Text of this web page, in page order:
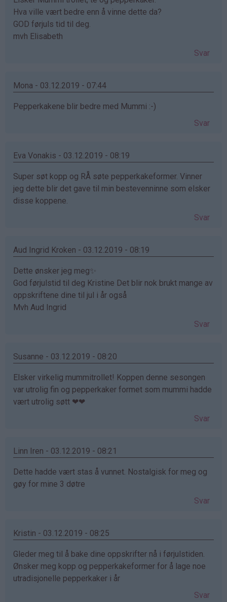
Hva ville vært bedre enn å vinne dette da?
GOD førjuls tid til deg.
mvh Elisabeth
Svar
Mona - 03.12.2019 - 07:44
Pepperkakene blir bedre med Mummi :-)
Svar
Eva Vonakis - 03.12.2019 - 08:19
Super søt kopp og RÅ søte pepperkakeformer. Vinner
jeg dette blir det gave til min bestevenninne som elsker
disse koppene.
Svar
Aud Ingrid Kroken - 03.12.2019 - 08:19
Dette ønsker jeg meg✨
God førjulstid til deg Kristine Det blir nok brukt mange av
oppskriftene dine til jul i år også
Mvh Aud Ingrid
Svar
Susanne - 03.12.2019 - 08:20
Elsker virkelig mummitrollet! Koppen denne sesongen
var utrolig fin og pepperkaker formet som mummi hadde
vært utrolig søtt ❤❤
Svar
Linn Iren - 03.12.2019 - 08:21
Dette hadde vært stas å vunnet. Nostalgisk for meg og
gøy for mine 3 døtre
Svar
Kristin - 03.12.2019 - 08:25
Gleder meg til å bake dine oppskrifter nå i førjulstiden.
Ønsker meg kopp og pepperkakeformer for å lage noe
utradisjonelle pepperkaker i år
Svar